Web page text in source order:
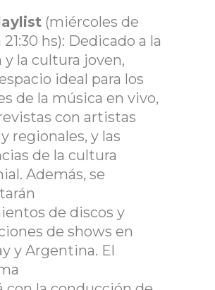
(miércoles de
21:30 hs): Dedicado a la
y la cultura joven,
ideal para los
de la música en vivo,
con artistas
regionales, y las
de la cultura
Además, se
de discos y
de shows en
y Argentina. El